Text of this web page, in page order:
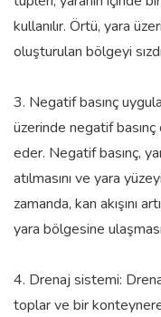
kullanılır. Örtü, yara
oluşturulan bölgeyi
3. Negatif basınç
üzerinde negatif
eder. Negatif basınç,
atılmasını ve yara
zamanda, kan akışını
yara bölgesine
4. Drenaj sistemi:
toplar ve bir